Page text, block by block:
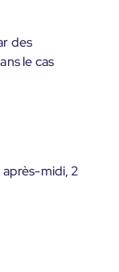
des
le cas
midi, 2